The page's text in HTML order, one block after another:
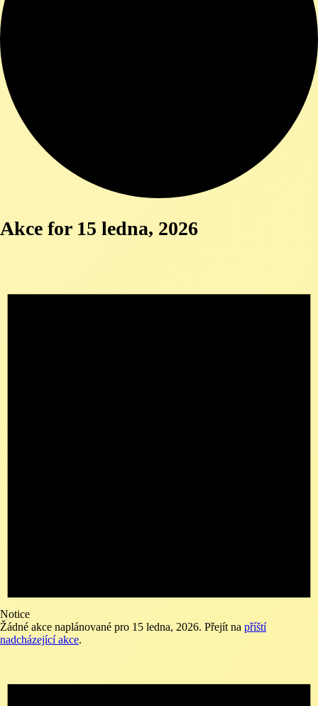
Akce for 15 ledna, 2026
Notice
Žádné akce naplánované pro 15 ledna, 2026. Přejít na příští
nadcházející akce.